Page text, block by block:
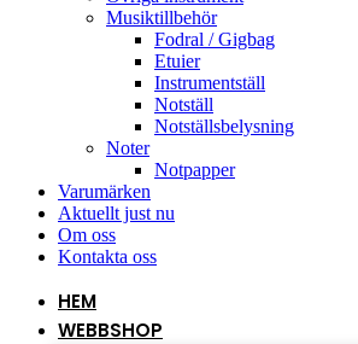
Musiktillbehör
Fodral / Gigbag
Etuier
Instrumentställ
Notställ
Notställsbelysning
Noter
Notpapper
Varumärken
Aktuellt just nu
Om oss
Kontakta oss
HEM
WEBBSHOP